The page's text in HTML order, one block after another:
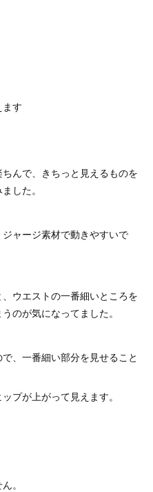
す
んで、きちっと見えるものを
した。
ャージ素材で動きやすいで
ウエストの一番細いところを
のが気になってました。
、一番細い部分を見せること
プが上がって見えます。
。